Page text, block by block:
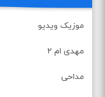
موزیک ویدیو
مهدی ام ۲
مداحی